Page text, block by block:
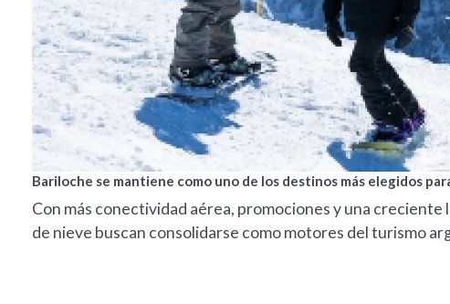
Bariloche se mantiene como uno de los destinos más elegidos
Con más conectividad aérea, promociones y una
de nieve buscan consolidarse como motores del turismo